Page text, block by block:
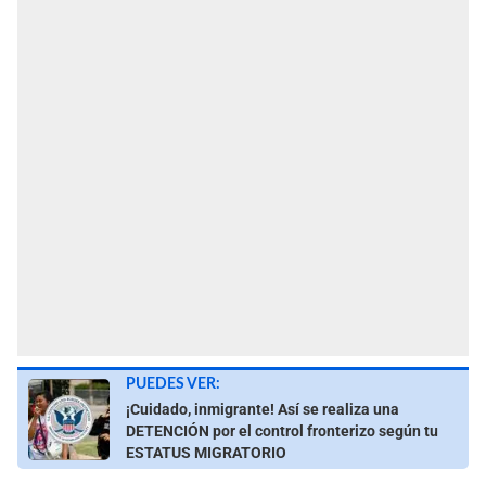
PUEDES VER:
¡Cuidado, inmigrante! Así se realiza una
DETENCIÓN por el control fronterizo según tu
ESTATUS MIGRATORIO